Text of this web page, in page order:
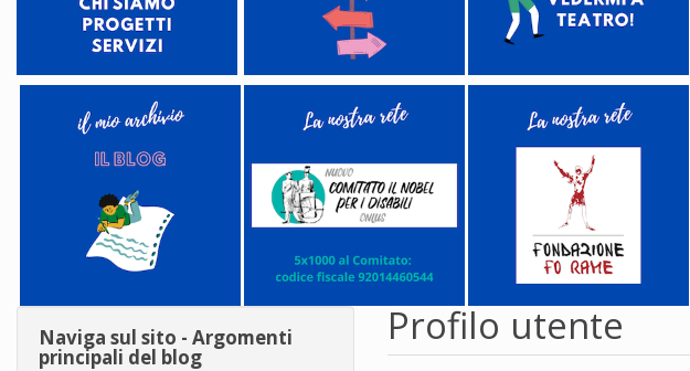
Naviga sul sito - Argomenti
principali del blog
Profilo utente